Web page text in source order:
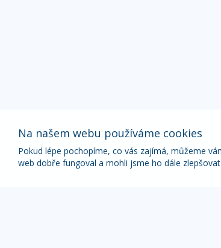
Na našem webu používáme cookies
Pokud lépe pochopíme, co vás zajímá, můžeme
web dobře fungoval a mohli jsme ho dále zlepšovat.